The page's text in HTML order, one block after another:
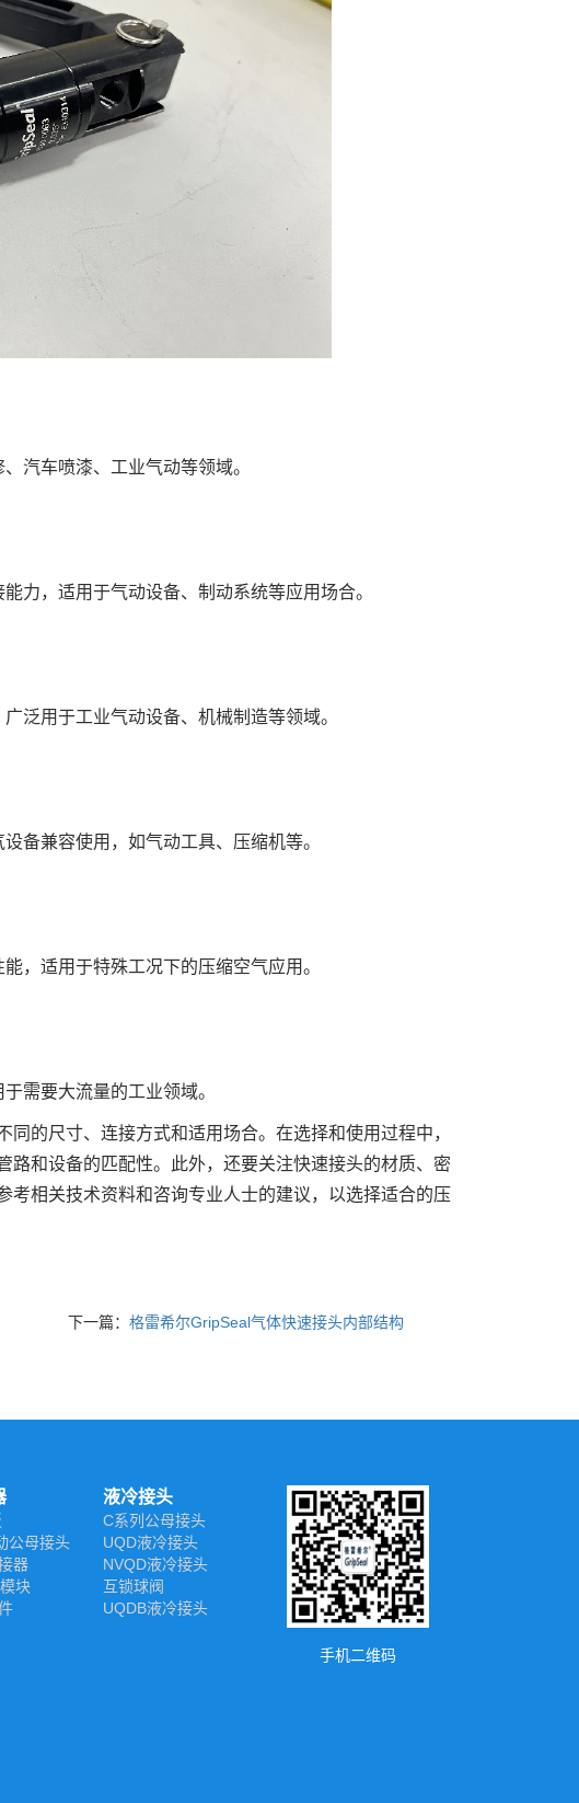
车喷漆、工业气动等领域。
，适用于气动设备、制动系统等应用场合。
用于工业气动设备、机械制造等领域。
兼容使用，如气动工具、压缩机等。
适用于特殊工况下的压缩空气应用。
需要大流量的工业领域。
尺寸、连接方式和适用场合。在选择和使用过程中，
和设备的匹配性。此外，还要关注快速接头的材质、密
相关技术资料和咨询专业人士的建议，以选择适合的压
下一篇： 格雷希尔GripSeal气体快速接头内部结构
公母接头
器
块
液冷接头
C系列公母接头
UQD液冷接头
NVQD液冷接头
互锁球阀
UQDB液冷接头
手机二维码